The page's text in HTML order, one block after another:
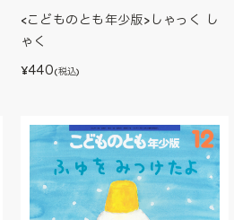
<こどものとも年少版>しゃっく し
ゃく
¥440(税込)